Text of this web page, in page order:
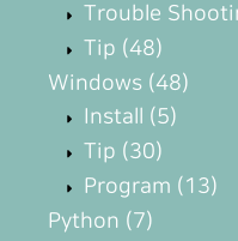
Trouble
Tip (48)
Windows (48)
Install (5)
Tip (30)
Program (13)
Python (7)